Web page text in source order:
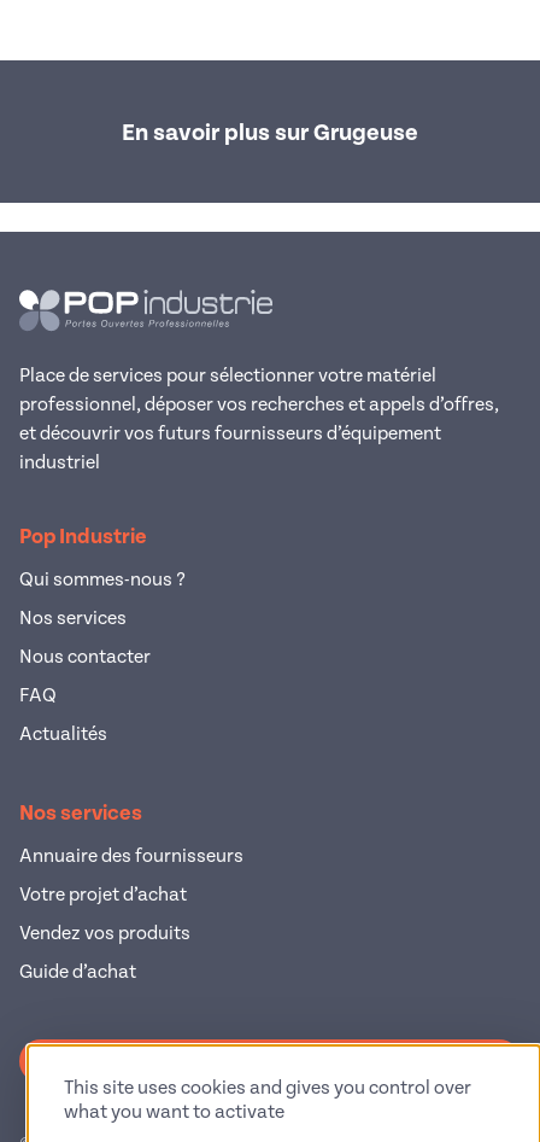
En savoir plus sur Grugeuse
Place de services pour sélectionner votre matériel
professionnel, déposer vos recherches et appels d’offres,
et découvrir vos futurs fournisseurs d’équipement
industriel
Pop Industrie
Qui sommes-nous ?
Nos services
Nous contacter
FAQ
Actualités
Nos services
Annuaire des fournisseurs
Votre projet d’achat
Vendez vos produits
Guide d’achat
This site uses cookies and gives you control over
what you want to activate